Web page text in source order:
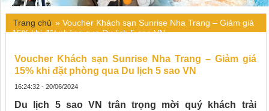
Trang chủ » Voucher Khách sạn Sunrise Nha Trang – Giảm giá
15% khi đặt phòng qua Du lịch 5 sao VN
Voucher Khách sạn Sunrise Nha Trang – Giảm giá
15% khi đặt phòng qua Du lịch 5 sao VN
16:24:32 - 20/06/2024
Du lịch 5 sao VN
trân trọng mời quý khách trải